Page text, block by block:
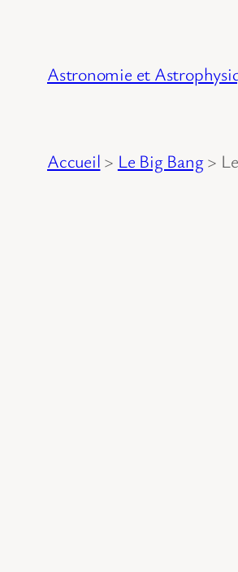
Astronomie et
Accueil > Le Big Bang>